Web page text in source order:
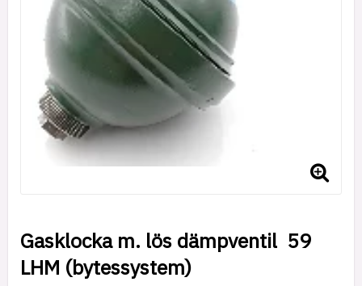
Gasklocka m. lös dämpventil 59
LHM (bytessystem)